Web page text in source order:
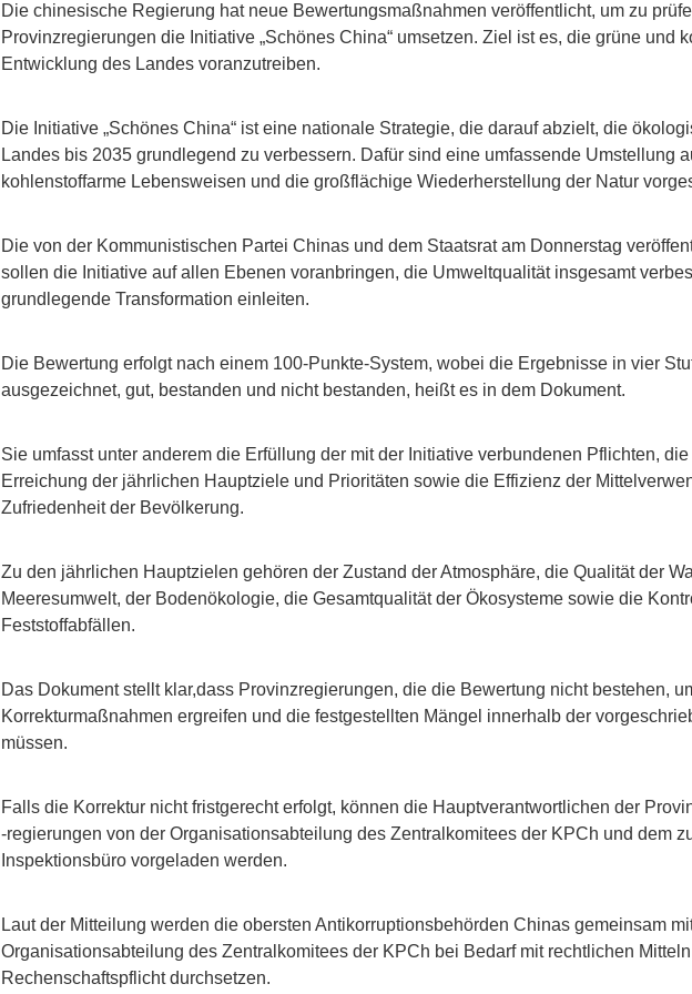
Die chinesische Regierung hat neue Bewertungsmaßnahmen veröffentlicht, um zu
Provinzregierungen die Initiative „Schönes China“ umsetzen. Ziel ist es, die grüne und
Entwicklung des Landes voranzutreiben.
Die Initiative „Schönes China“ ist eine nationale Strategie, die darauf abzielt, die
Landes bis 2035 grundlegend zu verbessern. Dafür sind eine umfassende Umstellung
kohlenstoffarme Lebensweisen und die großflächige Wiederherstellung der Natur
Die von der Kommunistischen Partei Chinas und dem Staatsrat am Donnerstag
sollen die Initiative auf allen Ebenen voranbringen, die Umweltqualität insgesamt
grundlegende Transformation einleiten.
Die Bewertung erfolgt nach einem 100-Punkte-System, wobei die Ergebnisse in vier
ausgezeichnet, gut, bestanden und nicht bestanden, heißt es in dem Dokument.
Sie umfasst unter anderem die Erfüllung der mit der Initiative verbundenen Pflichten,
Erreichung der jährlichen Hauptziele und Prioritäten sowie die Effizienz der
Zufriedenheit der Bevölkerung.
Zu den jährlichen Hauptzielen gehören der Zustand der Atmosphäre, die Qualität der
Meeresumwelt, der Bodenökologie, die Gesamtqualität der Ökosysteme sowie die
Feststoffabfällen.
Das Dokument stellt klar,dass Provinzregierungen, die die Bewertung nicht bestehen,
Korrekturmaßnahmen ergreifen und die festgestellten Mängel innerhalb der
müssen.
Falls die Korrektur nicht fristgerecht erfolgt, können die Hauptverantwortlichen der
‑regierungen von der Organisationsabteilung des Zentralkomitees der KPCh und dem
Inspektionsbüro vorgeladen werden.
Laut der Mitteilung werden die obersten Antikorruptionsbehörden Chinas gemeinsam
Organisationsabteilung des Zentralkomitees der KPCh bei Bedarf mit rechtlichen
Rechenschaftspflicht durchsetzen.